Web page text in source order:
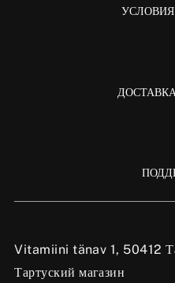
Vitamiini tänav 1, 50412
Тартуский магазин